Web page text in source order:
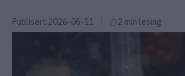
Publisert:2026-06-11 2 min lesing